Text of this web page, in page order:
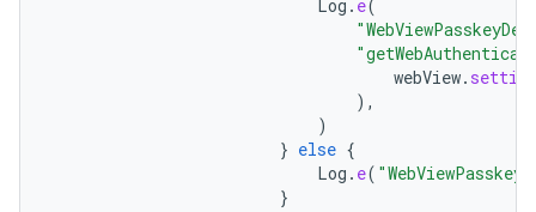
Log . e(
webView.
),
)
} else {
Log . e(
}